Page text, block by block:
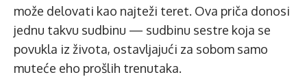
može delovati kao najteži teret. Ova priča donosi
jednu takvu sudbinu — sudbinu sestre koja se
povukla iz života, ostavljajući za sobom samo
muteće eho prošlih trenutaka.